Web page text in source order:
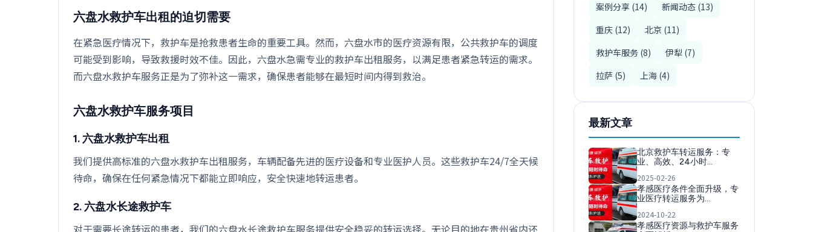
六盘水救护车出租的迫切需要
在紧急医疗情况下，救护车是抢救患者生命的重要工具。然而，六盘水市的医疗资源有限，公共救护车的调度
可能受到影响，导致救援时效不佳。因此，六盘水急需专业的救护车出租服务，以满足患者紧急转运的需求。
而六盘水救护车服务正是为了弥补这一需求，确保患者能够在最短时间内得到救治。
六盘水救护车服务项目
1. 六盘水救护车出租
我们提供高标准的六盘水救护车出租服务，车辆配备先进的医疗设备和专业医护人员。这些救护车24/7全天候
待命，确保在任何紧急情况下都能立即响应，安全快速地转运患者。
2. 六盘水长途救护车
对于需要长途转运的患者，我们的六盘水长途救护车服务提供安全稳妥的转运选择。无论目的地在贵州省内还
案例分享 (14)
新闻动态 (13)
重庆 (12)
北京 (11)
救护车服务 (8)
伊犁 (7)
拉萨 (5)
上海 (4)
最新文章
北京救护车转运服务：专
业、高效、24小时…
2025-02-26
孝感医疗条件全面升级，专
业医疗转运服务为…
2024-10-22
孝感医疗资源与救护车服务